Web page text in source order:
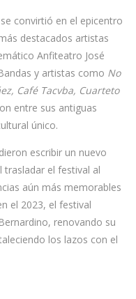
se convirtió en el epicentro
destacados artistas
Anfiteatro José
y artistas como No
Café Tacvba, Cuarteto
entre sus antiguas
único.
escribir un nuevo
trasladar el festival al
aún más memorables
el 2023, el festival
renovando su
los lazos con el